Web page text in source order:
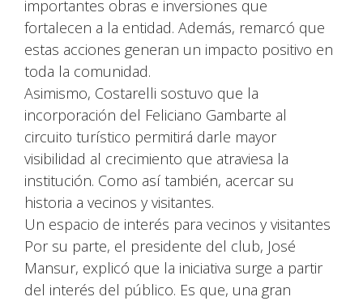
importantes obras e inversiones que
fortalecen a la entidad. Además, remarcó que
estas acciones generan un impacto positivo en
toda la comunidad.
Asimismo, Costarelli sostuvo que la
incorporación del Feliciano Gambarte al
circuito turístico permitirá darle mayor
visibilidad al crecimiento que atraviesa la
institución. Como así también, acercar su
historia a vecinos y visitantes.
Un espacio de interés para vecinos y visitantes
Por su parte, el presidente del club, José
Mansur, explicó que la iniciativa surge a partir
del interés del público. Es que, una gran